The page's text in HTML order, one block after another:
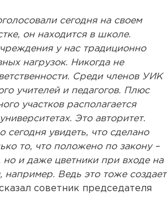
сегодня на своем
он находится в школе.
у нас традиционно
нагрузок. Никогда не
Среди членов УИК
учителей и педагогов. Плюс
участков располагается
Это авторитет.
сегодня увидеть, что сделано
то, что положено по закону –
но и даже цветники при входе на
Ведь это тоже создает
советник председателя